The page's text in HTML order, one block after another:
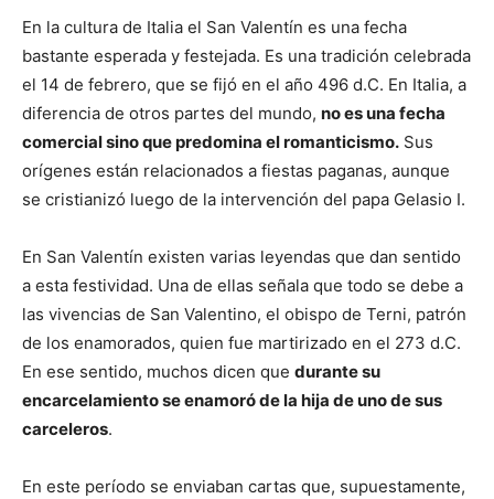
En la cultura de Italia el San Valentín es una fecha
bastante esperada y festejada. Es una tradición celebrada
el 14 de febrero, que se fijó en el año 496 d.C. En Italia, a
diferencia de otros partes del mundo, no es una fecha
comercial sino que predomina el romanticismo. Sus
orígenes están relacionados a fiestas paganas, aunque
se cristianizó luego de la intervención del papa Gelasio I.
En San Valentín existen varias leyendas que dan sentido
a esta festividad. Una de ellas señala que todo se debe a
las vivencias de San Valentino, el obispo de Terni, patrón
de los enamorados, quien fue martirizado en el 273 d.C.
En ese sentido, muchos dicen que durante su
encarcelamiento se enamoró de la hija de uno de sus
carceleros.
En este período se enviaban cartas que, supuestamente,